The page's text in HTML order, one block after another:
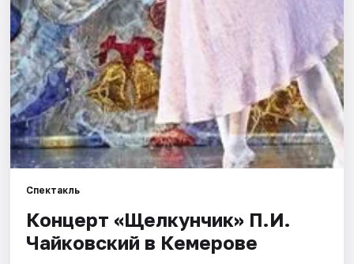
Спектакль
Концерт «Щелкунчик» П.И.
Чайковский в Кемерове